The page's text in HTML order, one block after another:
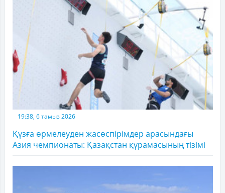
19:38, 6 тамыз 2026
Құзға өрмелеуден жасөспірімдер арасындағы
Азия чемпионаты: Қазақстан құрамасының тізімі